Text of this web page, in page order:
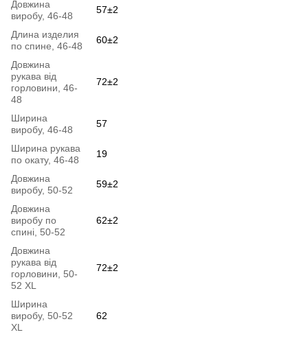
Довжина
виробу, 46-48
57±2
Длина изделия
по спине, 46-48
60±2
Довжина
рукава від
горловини, 46-
48
72±2
Ширина
виробу, 46-48
57
Ширина рукава
по окату, 46-48
19
Довжина
виробу, 50-52
59±2
Довжина
виробу по
спині, 50-52
62±2
Довжина
рукава від
горловини, 50-
52 XL
72±2
Ширина
виробу, 50-52
XL
62